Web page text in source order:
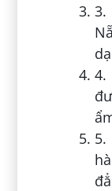
3.
4.
5.